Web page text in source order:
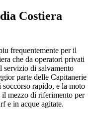
Costiera
frequentemente per il
che da operatori privati
servizio di salvamento
parte delle Capitanerie
rapido, e la moto
il mezzo di riferimento per
e in acque agitate.